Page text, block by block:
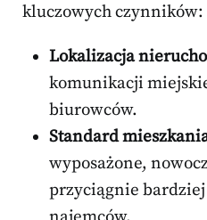
kluczowych czynników:
Lokalizacja
komunikacji
biurowców.
Standard
wyposażone,
przyciągnie